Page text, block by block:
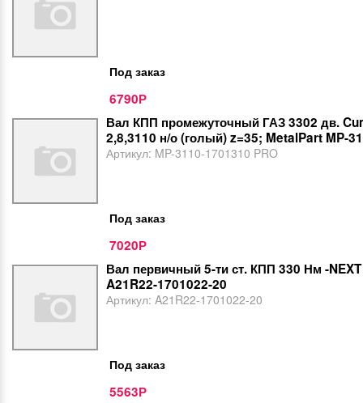
Под заказ
6790Р
Вал КПП промежуточный ГАЗ 3302 дв.
2,8,3110 н/о (голый) z=35; MetalPart MP-
Артикул: MP-3110-1701310 PRO
Под заказ
7020Р
Вал первичный 5-ти ст. КПП 330 Нм -
A21R22-1701022-20
Артикул: A21R22-1701022-20
Под заказ
5563Р